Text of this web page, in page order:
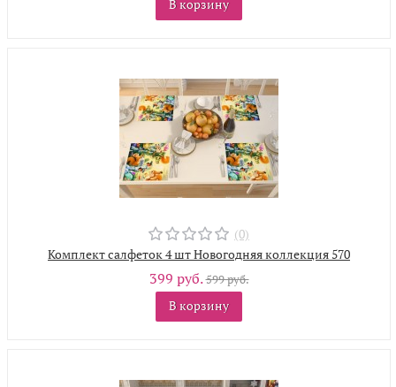
В корзину
(0)
Комплект салфеток 4 шт Новогодняя коллекция 570
399 руб.599 руб.
В корзину